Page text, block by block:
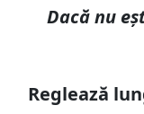
Dacă nu
Reglează